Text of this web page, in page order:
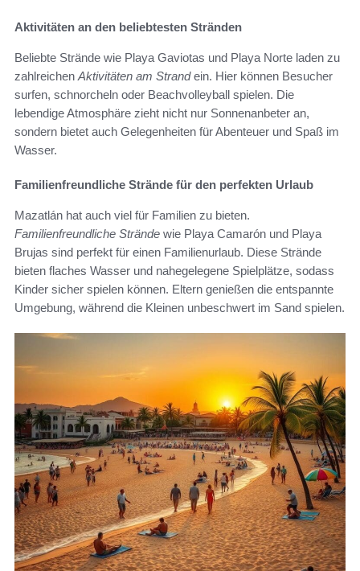
Aktivitäten an den beliebtesten Stränden
Beliebte Strände wie Playa Gaviotas und Playa Norte laden zu
zahlreichen Aktivitäten am Strandein. Hier können Besucher
surfen, schnorcheln oder Beachvolleyball spielen. Die
lebendige Atmosphäre zieht nicht nur Sonnenanbeter an,
sondern bietet auch Gelegenheiten für Abenteuer und Spaß im
Wasser.
Familienfreundliche Strände für den perfekten Urlaub
Mazatlán hat auch viel für Familien zu bieten.
Familienfreundliche Strände wie Playa Camarón und Playa
Brujas sind perfekt für einen Familienurlaub. Diese Strände
bieten flaches Wasser und nahegelegene Spielplätze, sodass
Kinder sicher spielen können. Eltern genießen die entspannte
Umgebung, während die Kleinen unbeschwert im Sand spielen.